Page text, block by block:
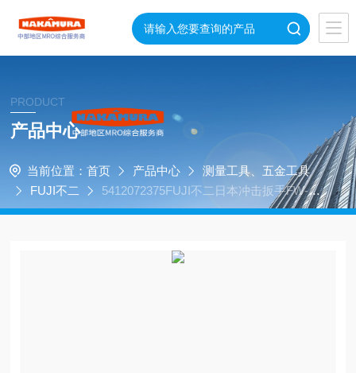
PRODUCT
产品中心
当前位置： 首页 产品中心
测量工具、五金工具
FUJI不二
5412072375FUJI不二日本冲击扳手FW-14
PH-1高扭矩